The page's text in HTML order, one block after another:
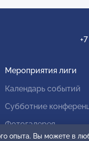
Мероприятия лиги
Календарь событий
Субботние
Фотогалерея
опыта. Вы можете в